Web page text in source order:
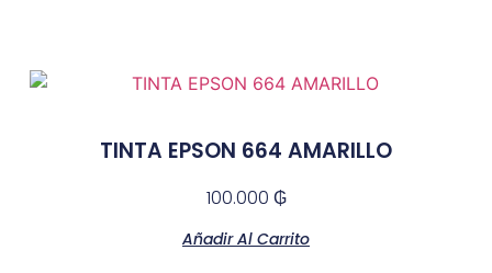
TINTA EPSON 664 AMARILLO
100.000 ₲
Añadir Al Carrito